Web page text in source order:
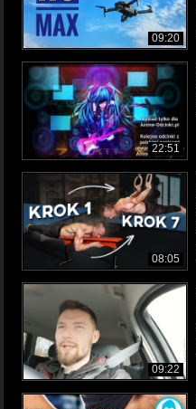
09:20
22:51
08:05
09:22